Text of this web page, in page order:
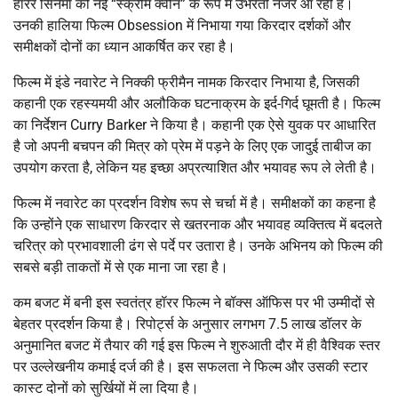
हॉरर सिनेमा की नई “स्क्रीम क्वीन” के रूप में उभरती नजर आ रही हैं।
उनकी हालिया फिल्म Obsession में निभाया गया किरदार दर्शकों और
समीक्षकों दोनों का ध्यान आकर्षित कर रहा है।
फिल्म में इंडे नवारेट ने निक्की फ्रीमैन नामक किरदार निभाया है, जिसकी
कहानी एक रहस्यमयी और अलौकिक घटनाक्रम के इर्द-गिर्द घूमती है। फिल्म
का निर्देशन Curry Barkerने किया है। कहानी एक ऐसे युवक पर आधारित
है जो अपनी बचपन की मित्र को प्रेम में पड़ने के लिए एक जादुई ताबीज का
उपयोग करता है, लेकिन यह इच्छा अप्रत्याशित और भयावह रूप ले लेती है।
फिल्म में नवारेट का प्रदर्शन विशेष रूप से चर्चा में है। समीक्षकों का कहना है
कि उन्होंने एक साधारण किरदार से खतरनाक और भयावह व्यक्तित्व में बदलते
चरित्र को प्रभावशाली ढंग से पर्दे पर उतारा है। उनके अभिनय को फिल्म की
सबसे बड़ी ताकतों में से एक माना जा रहा है।
कम बजट में बनी इस स्वतंत्र हॉरर फिल्म ने बॉक्स ऑफिस पर भी उम्मीदों से
बेहतर प्रदर्शन किया है। रिपोर्ट्स के अनुसार लगभग 7.5 लाख डॉलर के
अनुमानित बजट में तैयार की गई इस फिल्म ने शुरुआती दौर में ही वैश्विक स्तर
पर उल्लेखनीय कमाई दर्ज की है। इस सफलता ने फिल्म और उसकी स्टार
कास्ट दोनों को सुर्खियों में ला दिया है।